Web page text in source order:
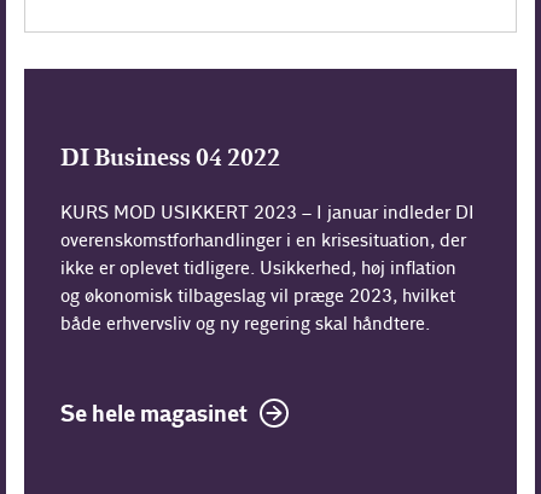
DI Business 04 2022
KURS MOD USIKKERT 2023 – I januar indleder DI
overenskomstforhandlinger i en krisesituation, der
ikke er oplevet tidligere. Usikkerhed, høj inflation
og økonomisk tilbageslag vil præge 2023, hvilket
både erhvervsliv og ny regering skal håndtere.
Se hele magasinet